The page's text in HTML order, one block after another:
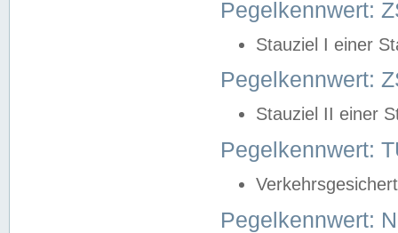
Pegelkennwert:
Stauziel I einer
Pegelkennwert:
Stauziel II einer
Pegelkennwert:
Pegelkennwert: